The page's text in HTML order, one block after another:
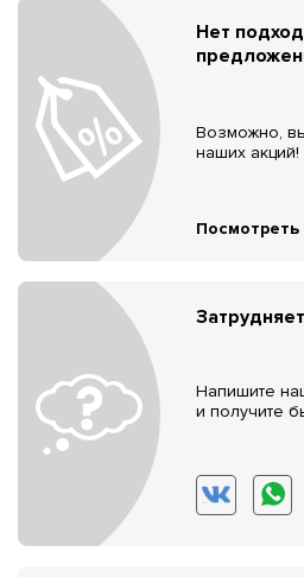
Нет
Возможно,
наших акций!
Посмотреть
Напишите
и получите